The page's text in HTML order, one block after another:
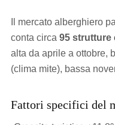
Il mercato alberghiero
conta circa 95 strutture
alta da aprile a ottobre,
(clima mite), bassa
Fattori specifici del